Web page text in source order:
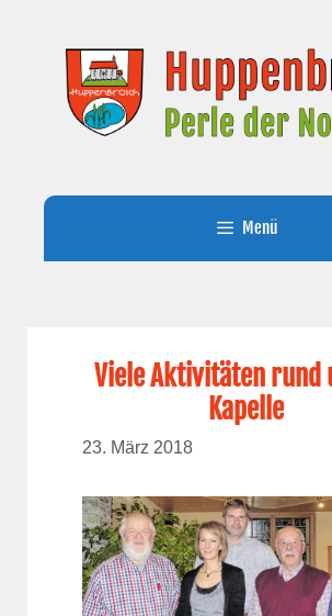
springen
Menü
Viele Aktivitäten rund
Kapelle
23. März 2018